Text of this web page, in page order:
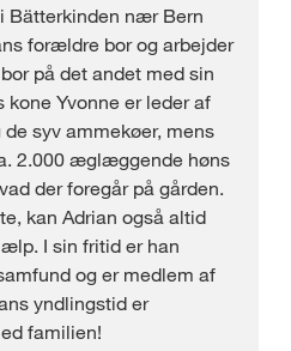
Bätterkinden nær Bern
forældre bor og arbejder
på det andet med sin
kone Yvonne er leder af
syv ammekøer, mens
2.000 æglæggende høns
der foregår på gården.
kan Adrian også altid
I sin fritid er han
og er medlem af
yndlingstid er
familien!